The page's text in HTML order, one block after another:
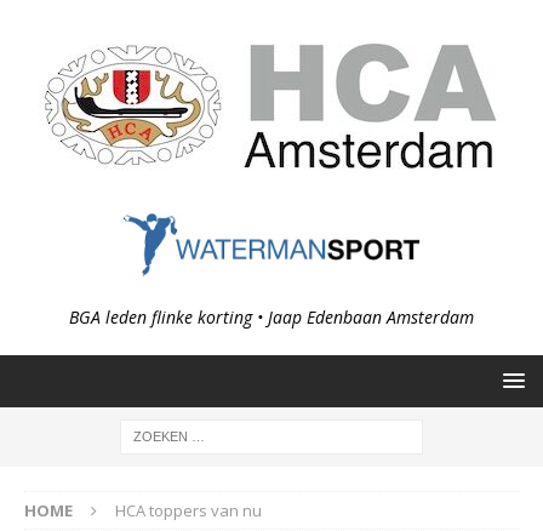
BGA leden flinke korting • Jaap Edenbaan Amsterdam
HOME HCA toppers van nu